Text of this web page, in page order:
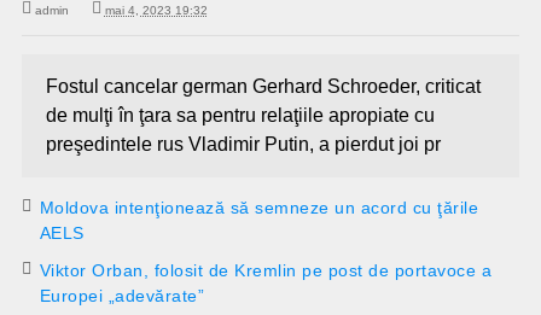
admin mai 4, 2023 19:32
Fostul cancelar german Gerhard Schroeder, criticat
de mulţi în ţara sa pentru relaţiile apropiate cu
preşedintele rus Vladimir Putin, a pierdut joi pr
Moldova intenţionează să semneze un acord cu ţările
AELS
Viktor Orban, folosit de Kremlin pe post de portavoce a
Europei „adevărate”